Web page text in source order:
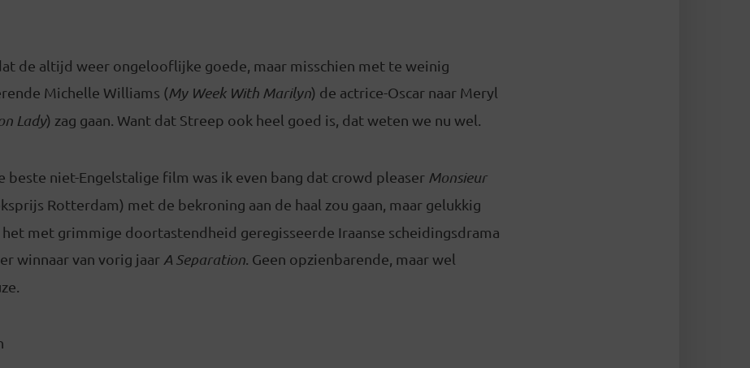
de altijd weer ongelooflijke goede, maar misschien met te weinig
Michelle Williams (My Week With Marilyn) de actrice-Oscar naar Meryl
Lady) zag gaan. Want dat Streep ook heel goed is, dat weten we nu wel.
beste niet-Engelstalige film was ik even bang dat crowd pleaser Monsieur
Rotterdam) met de bekroning aan de haal zou gaan, maar gelukkig
met grimmige doortastendheid geregisseerde Iraanse scheidingsdrama
winnaar van vorig jaar A Separation. Geen opzienbarende, maar wel